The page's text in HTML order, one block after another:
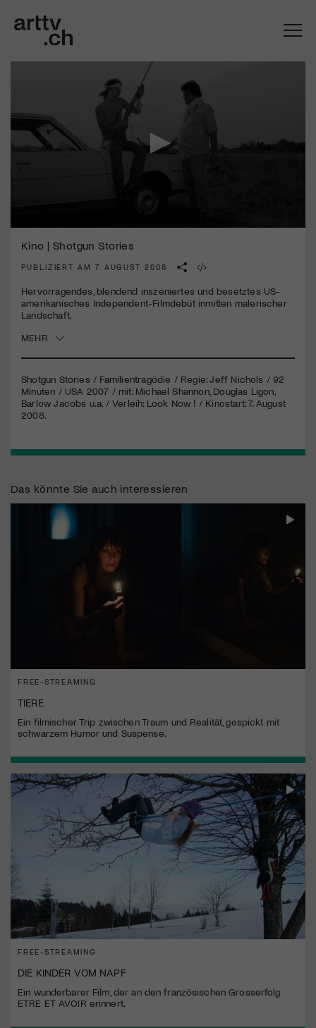
seconds
50
seconds
Kino | Shotgun Stories
PUBLIZIERT AM 7. AUGUST 2008
Hervorragendes, blendend inszeniertes und besetztes US-
amerikanisches Independent-Filmdebüt inmitten malerischer
Landschaft.
MEHR
Shotgun Stories / Familientragödie / Regie: Jeff Nichols / 92
Minuten / USA 2007 / mit: Michael Shannon, Douglas Ligon,
Barlow Jacobs u.a. / Verleih: Look Now ! / Kinostart: 7. August
2008.
Das könnte Sie auch interessieren
FREE-STREAMING
TIERE
Ein filmischer Trip zwischen Traum und Realität, gespickt mit
schwarzem Humor und Suspense.
FREE-STREAMING
DIE KINDER VOM NAPF
Ein wunderbarer Film, der an den französischen Grosserfolg
ETRE ET AVOIR erinnert.
Mach mit: «Be Part of the Art»!
Engagiere dich als Kulturliebhaber:in, Kulturschaffende(r) oder
Mit deiner Mitgliedschaft erhältst du kostenlosen Zugang zu
diversen Kulturevents.